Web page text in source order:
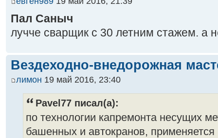
Пал Саныч
лучче сварщик с 30 летним стажем. а
Вездеходно-внедорожная
лимон 19 май 2016, 23:40
Pavel77 писал(а):
по технологии капремонта несущих
башенных и автокранов, применяется